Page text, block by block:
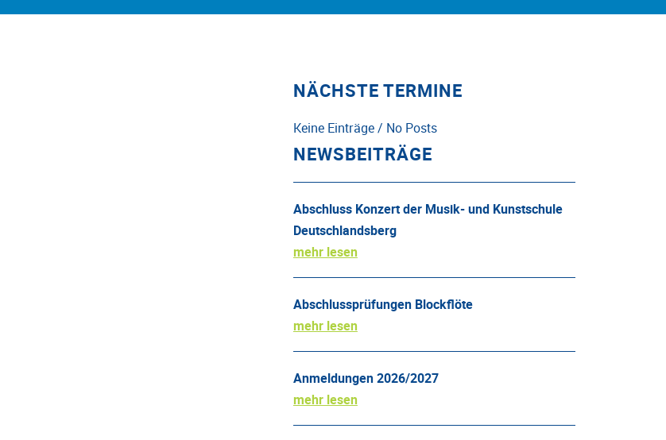
NÄCHSTE TERMINE
Keine Einträge / No Posts
NEWSBEITRÄGE
Abschluss Konzert der Musik- und Kunstschule
Deutschlandsberg
mehr lesen
Abschlussprüfungen Blockflöte
mehr lesen
Anmeldungen 2026/2027
mehr lesen